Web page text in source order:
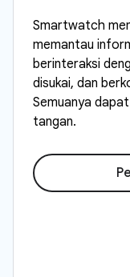
Smartwatch
memantau
berinteraksi
disukai, dan
Semuanya
tangan.